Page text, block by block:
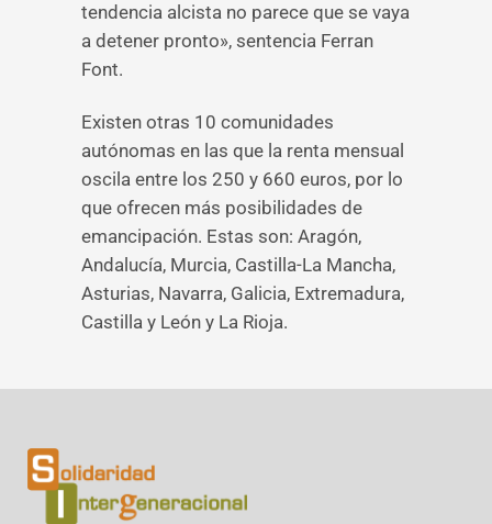
tendencia alcista no parece que se vaya
a detener pronto», sentencia Ferran
Font.
Existen otras 10 comunidades
autónomas en las que la renta mensual
oscila entre los 250 y 660 euros, por lo
que ofrecen más posibilidades de
emancipación. Estas son: Aragón,
Andalucía, Murcia, Castilla-La Mancha,
Asturias, Navarra, Galicia, Extremadura,
Castilla y León y La Rioja.